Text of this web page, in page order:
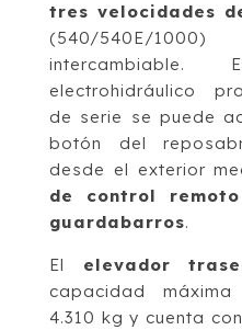
tres velocidades
(540/540E/
intercambiable.
electrohidráulico
de serie se puede
botón del
desde el exterior
de control
guardabarros.
El elevador
capacidad
4.310 kg y cuenta